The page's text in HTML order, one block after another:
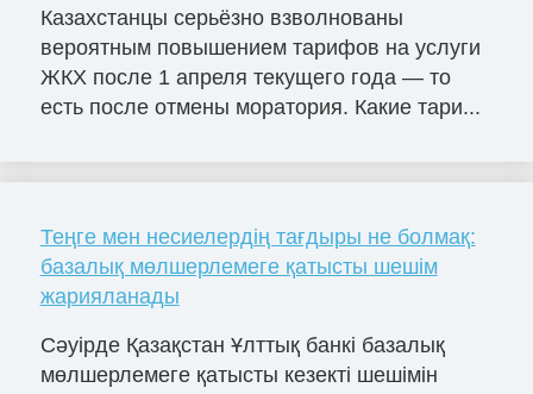
Казахстанцы серьёзно взволнованы
вероятным повышением тарифов на услуги
ЖКХ после 1 апреля текущего года — то
есть после отмены моратория. Какие тари...
Теңге мен несиелердің тағдыры не болмақ:
базалық мөлшерлемеге қатысты шешім
жарияланады
Сәуірде Қазақстан Ұлттық банкі базалық
мөлшерлемеге қатысты кезекті шешімін